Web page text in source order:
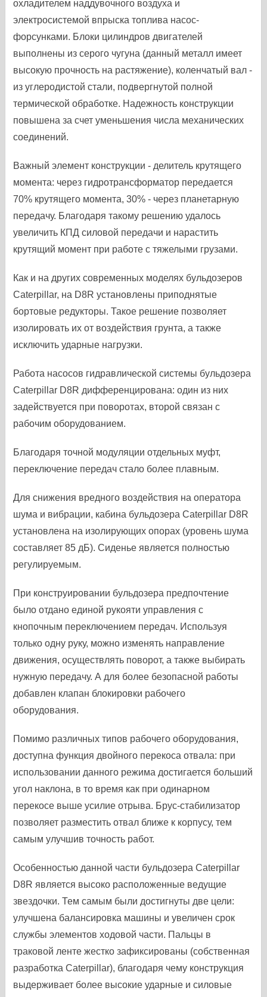
охладителем наддувочного воздуха и
электросистемой впрыска топлива насос-
форсунками. Блоки цилиндров двигателей
выполнены из серого чугуна (данный металл имеет
высокую прочность на растяжение), коленчатый вал -
из углеродистой стали, подвергнутой полной
термической обработке. Надежность конструкции
повышена за счет уменьшения числа механических
соединений.
Важный элемент конструкции - делитель крутящего
момента: через гидротрансформатор передается
70% крутящего момента, 30% - через планетарную
передачу. Благодаря такому решению удалось
увеличить КПД силовой передачи и нарастить
крутящий момент при работе с тяжелыми грузами.
Как и на других современных моделях бульдозеров
Caterpillar, на D8R установлены приподнятые
бортовые редукторы. Такое решение позволяет
изолировать их от воздействия грунта, а также
исключить ударные нагрузки.
Работа насосов гидравлической системы бульдозера
Caterpillar D8R дифференцирована: один из них
задействуется при поворотах, второй связан с
рабочим оборудованием.
Благодаря точной модуляции отдельных муфт,
переключение передач стало более плавным.
Для снижения вредного воздействия на оператора
шума и вибрации, кабина бульдозера Caterpillar D8R
установлена на изолирующих опорах (уровень шума
составляет 85 дБ). Сиденье является полностью
регулируемым.
При конструировании бульдозера предпочтение
было отдано единой рукояти управления с
кнопочным переключением передач. Используя
только одну руку, можно изменять направление
движения, осуществлять поворот, а также выбирать
нужную передачу. А для более безопасной работы
добавлен клапан блокировки рабочего
оборудования.
Помимо различных типов рабочего оборудования,
доступна функция двойного перекоса отвала: при
использовании данного режима достигается больший
угол наклона, в то время как при одинарном
перекосе выше усилие отрыва. Брус-стабилизатор
позволяет разместить отвал ближе к корпусу, тем
самым улучшив точность работ.
Особенностью данной части бульдозера Caterpillar
D8R является высоко расположенные ведущие
звездочки. Тем самым были достигнуты две цели:
улучшена балансировка машины и увеличен срок
службы элементов ходовой части. Пальцы в
траковой ленте жестко зафиксированы (собственная
разработка Caterpillar), благодаря чему конструкция
выдерживает более высокие ударные и силовые